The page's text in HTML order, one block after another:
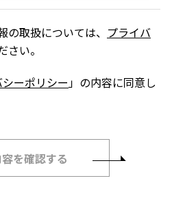
取扱については、 プライバ
さい。
ーポリシー」の内容に同意し